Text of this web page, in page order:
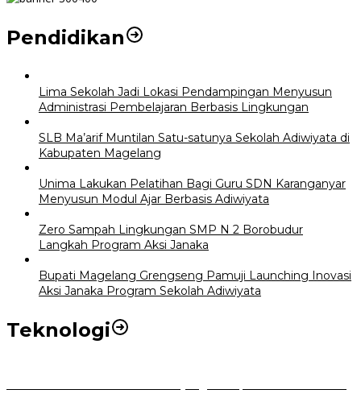
Pendidikan
Lima Sekolah Jadi Lokasi Pendampingan Menyusun
Administrasi Pembelajaran Berbasis Lingkungan
SLB Ma’arif Muntilan Satu-satunya Sekolah Adiwiyata di
Kabupaten Magelang
Unima Lakukan Pelatihan Bagi Guru SDN Karanganyar
Menyusun Modul Ajar Berbasis Adiwiyata
Zero Sampah Lingkungan SMP N 2 Borobudur
Langkah Program Aksi Janaka
Bupati Magelang Grengseng Pamuji Launching Inovasi
Aksi Janaka Program Sekolah Adiwiyata
Teknologi